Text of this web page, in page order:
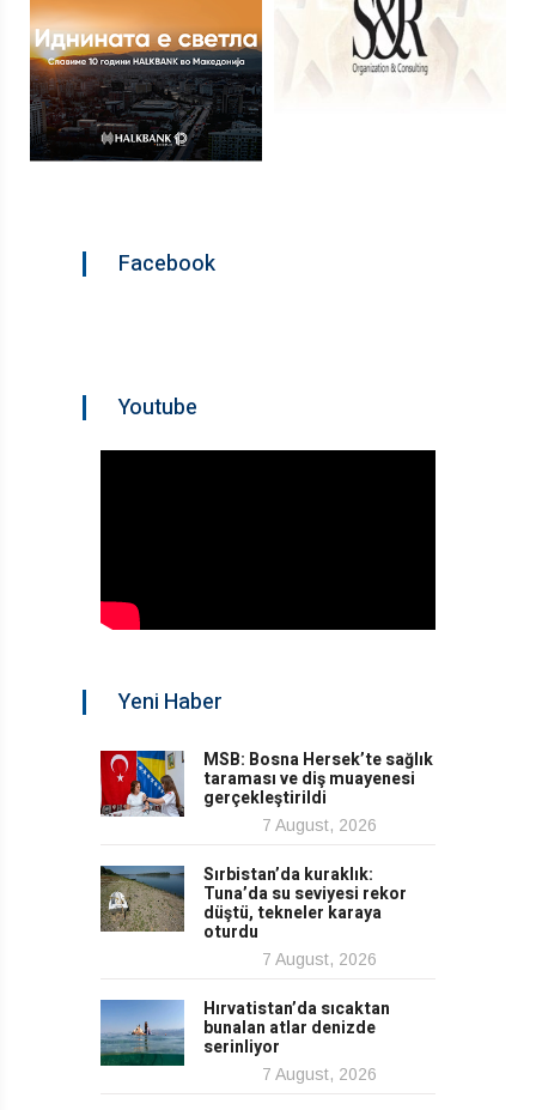
Facebook
Youtube
Yeni Haber
MSB: Bosna Hersek’te sağlık
taraması ve diş muayenesi
gerçekleştirildi
7 August, 2026
Sırbistan’da kuraklık:
Tuna’da su seviyesi rekor
düştü, tekneler karaya
oturdu
7 August, 2026
Hırvatistan’da sıcaktan
bunalan atlar denizde
serinliyor
7 August, 2026